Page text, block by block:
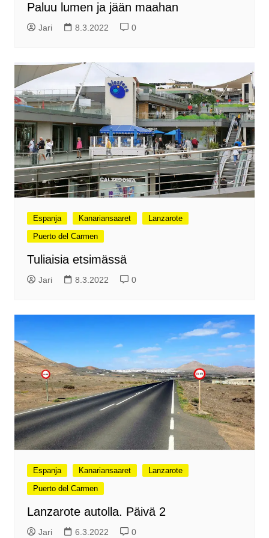
Paluu lumen ja jään maahan
Jari 8.3.2022 0
Espanja Kanariansaaret
Lanzarote
Puerto del Carmen
Tuliaisia etsimässä
Jari 8.3.2022 0
Espanja Kanariansaaret
Lanzarote
Puerto del Carmen
Lanzarote autolla. Päivä 2
Jari 6.3.2022 0